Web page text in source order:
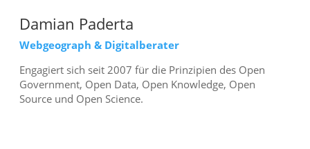
Damian Paderta
Webgeograph & Digitalberater
Engagiert sich seit 2007 für die Prinzipien des Open
Government, Open Data, Open Knowledge, Open
Source und Open Science.